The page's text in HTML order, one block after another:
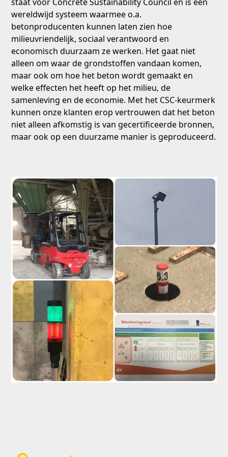
wereldwijd systeem waarmee o.a.
betonproducenten kunnen laten zien hoe
milieuvriendelijk, sociaal verantwoord en
economisch duurzaam ze werken. Het gaat niet
alleen om waar de grondstoffen vandaan komen,
maar ook om hoe het beton wordt gemaakt en
welke effecten het heeft op het milieu, de
samenleving en de economie. Met het CSC-keurmerk
kunnen onze klanten erop vertrouwen dat het beton
niet alleen afkomstig is van gecertificeerde bronnen,
maar ook op een duurzame manier is geproduceerd.